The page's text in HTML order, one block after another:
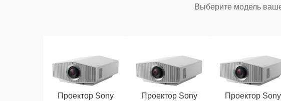
Выберите модель
Проектор Sony
Проектор Sony
Проектор Sony